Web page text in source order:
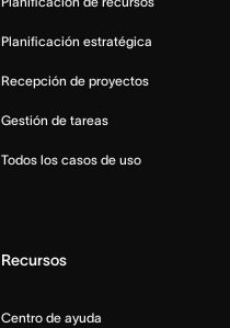
Planificación estratégica
Recepción de proyectos
Gestión de tareas
Todos los casos de uso
Recursos
Centro de ayuda